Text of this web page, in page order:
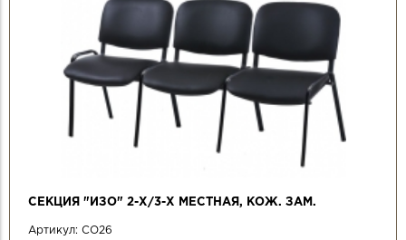
СЕКЦИЯ "ИЗО" 2-Х/3-Х МЕСТНАЯ, КОЖ. ЗАМ.
Артикул: СО26